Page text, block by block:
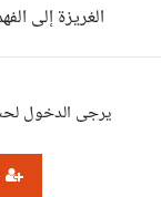
الغريزة إلى
يرجى الدخول